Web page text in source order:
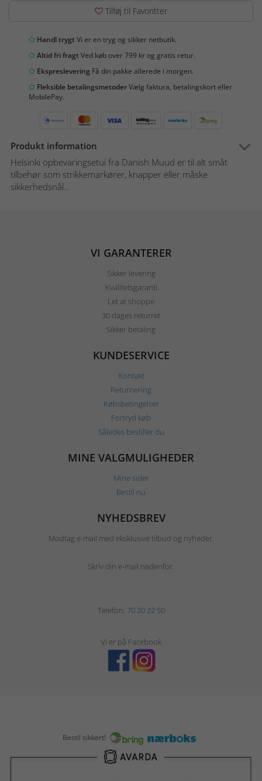
Tilføj til Favoritter
Handl trygtVi er en tryg og sikker netbutik.
Altid fri fragtVed køb over 799 kr og gratis retur.
Ekspreslevering Få din pakke allerede i morgen.
Fleksible betalingsmetoderVælg faktura, betalingskort eller
MobilePay.
Produkt information
Helsinki opbevaringsetui fra Danish Muud er til alt småt
tilbehør som strikkemarkører, knapper eller måske
sikkerhedsnål...
VI GARANTERER
Sikker levering
Kvalitetsgaranti
Let at shoppe
30 dages returret
Sikker betaling
KUNDESERVICE
Kontakt
Returnering
Købsbetingelser
Fortryd køb
Således bestiller du
MINE VALGMULIGHEDER
Mine sider
Bestil nu
NYHEDSBREV
Modtag e-mail med eksklusive tilbud og nyheder.
Skriv din e-mail nedenfor.
Telefon: 70 20 22 50
Vi er på Facebook
Bestil sikkert!